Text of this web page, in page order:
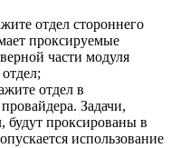
отдел стороннего
проксируемые
части модуля
отдел в
Задачи,
будут проксированы в
использование